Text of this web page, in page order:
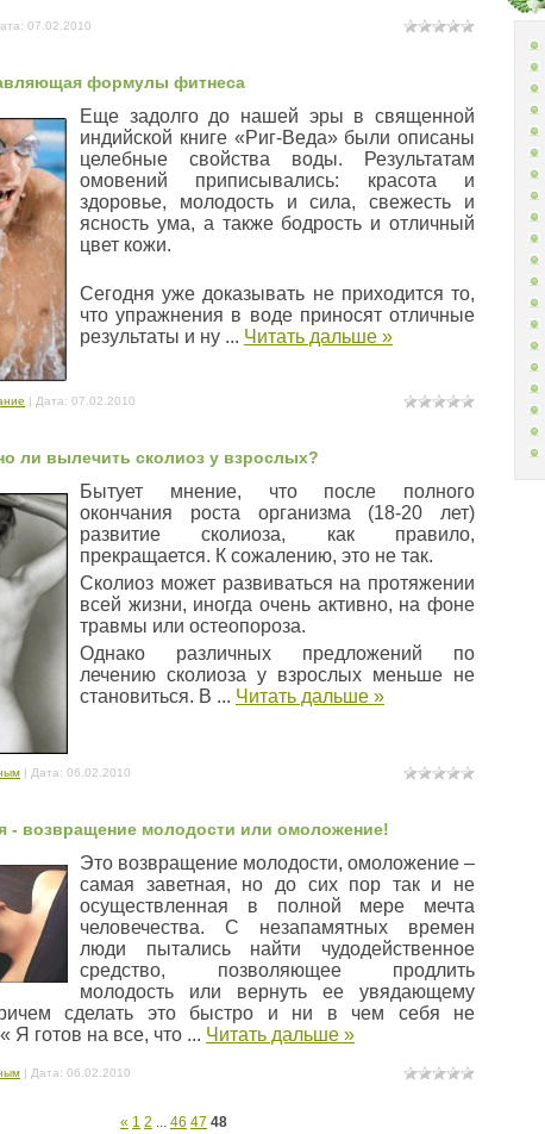
07.02.2010
формулы фитнеса
Еще задолго до нашей эры в священной
индийской книге «Риг-Веда» были описаны
целебные свойства воды. Результатам
омовений приписывались: красота и
здоровье, молодость и сила, свежесть и
ясность ума, а также бодрость и отличный
цвет кожи.
Сегодня уже доказывать не приходится то,
что упражнения в воде приносят отличные
результаты и ну ... Читать дальше »
| Дата: 07.02.2010
ли вылечить сколиоз у взрослых?
Бытует мнение, что после полного
окончания роста организма (18-20 лет)
развитие сколиоза, как правило,
прекращается. К сожалению, это не так.
Сколиоз может развиваться на протяжении
всей жизни, иногда очень активно, на фоне
травмы или остеопороза.
Однако различных предложений по
лечению сколиоза у взрослых меньше не
становиться. В ... Читать дальше »
| Дата: 06.02.2010
- возвращение молодости или омоложение!
Это возвращение молодости, омоложение –
самая заветная, но до сих пор так и не
осуществленная в полной мере мечта
человечества. С незапамятных времен
люди пытались найти чудодейственное
средство, позволяющее продлить
молодость или вернуть ее увядающему
сделать это быстро и ни в чем себя не
Я готов на все, что ... Читать дальше »
| Дата: 06.02.2010
« 1 2 ... 46 47 48